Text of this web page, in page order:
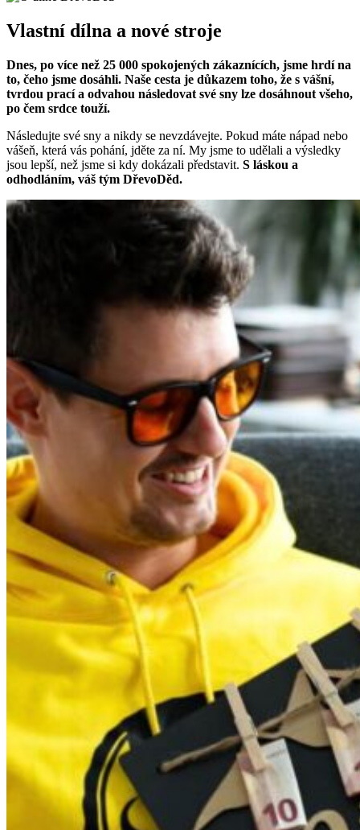
Vlastní dílna a nové stroje
Dnes, po více než 25 000 spokojených zákaznících, jsme hrdí na
to, čeho jsme dosáhli. Naše cesta je důkazem toho, že s vášní,
tvrdou prací a odvahou následovat své sny lze dosáhnout všeho,
po čem srdce touží.
Následujte své sny a nikdy se nevzdávejte. Pokud máte nápad nebo
vášeň, která vás pohání, jděte za ní. My jsme to udělali a výsledky
jsou lepší, než jsme si kdy dokázali představit. S láskou a
odhodláním, váš tým DřevoDěd.